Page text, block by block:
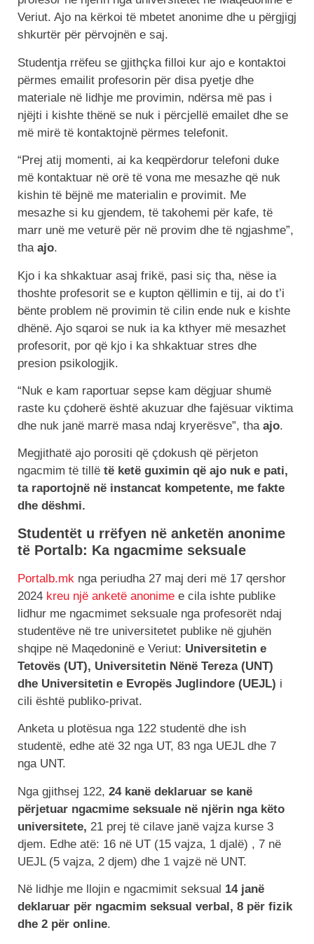
Veriut. Ajo na kërkoi të mbetet anonime dhe u përgjigj
shkurtër për përvojnën e saj.
Studentja rrëfeu se gjithçka filloi kur ajo e kontaktoi
përmes emailit profesorin për disa pyetje dhe
materiale në lidhje me provimin, ndërsa më pas i
njëjti i kishte thënë se nuk i përcjellë emailet dhe se
më mirë të kontaktojnë përmes telefonit.
“Prej atij momenti, ai ka keqpërdorur telefoni duke
më kontaktuar në orë të vona me mesazhe që nuk
kishin të bëjnë me materialin e provimit. Me
mesazhe si ku gjendem, të takohemi për kafe, të
marr unë me veturë për në provim dhe të ngjashme”,
tha ajo.
Kjo i ka shkaktuar asaj frikë, pasi siç tha, nëse ia
thoshte profesorit se e kupton qëllimin e tij, ai do t’i
bënte problem në provimin të cilin ende nuk e kishte
dhënë. Ajo sqaroi se nuk ia ka kthyer më mesazhet
profesorit, por që kjo i ka shkaktuar stres dhe
presion psikologjik.
“Nuk e kam raportuar sepse kam dëgjuar shumë
raste ku çdoherë është akuzuar dhe fajësuar viktima
dhe nuk janë marrë masa ndaj kryerësve”, tha ajo.
Megjithatë ajo porositi që çdokush që përjeton
ngacmim të tillë të ketë guximin që ajo nuk e pati,
ta raportojnë në instancat kompetente, me fakte
dhe dëshmi.
Studentët u rrëfyen në anketën anonime
të Portalb: Ka ngacmime seksuale
Portalb.mk nga periudha 27 maj deri më 17 qershor
2024 kreu një anketë anonime e cila ishte publike
lidhur me ngacmimet seksuale nga profesorët ndaj
studentëve në tre universitetet publike në gjuhën
shqipe në Maqedoninë e Veriut: Universitetin e
Tetovës (UT), Universitetin Nënë Tereza (UNT)
dhe Universitetin e Evropës Juglindore (UEJL) i
cili është publiko-privat.
Anketa u plotësua nga 122 studentë dhe ish
studentë, edhe atë 32 nga UT, 83 nga UEJL dhe 7
nga UNT.
Nga gjithsej 122, 24 kanë deklaruar se kanë
përjetuar ngacmime seksuale në njërin nga këto
universitete, 21 prej të cilave janë vajza kurse 3
djem. Edhe atë: 16 në UT (15 vajza, 1 djalë) , 7 në
UEJL (5 vajza, 2 djem) dhe 1 vajzë në UNT.
Në lidhje me llojin e ngacmimit seksual 14 janë
deklaruar për ngacmim seksual verbal, 8 për fizik
dhe 2 për online.